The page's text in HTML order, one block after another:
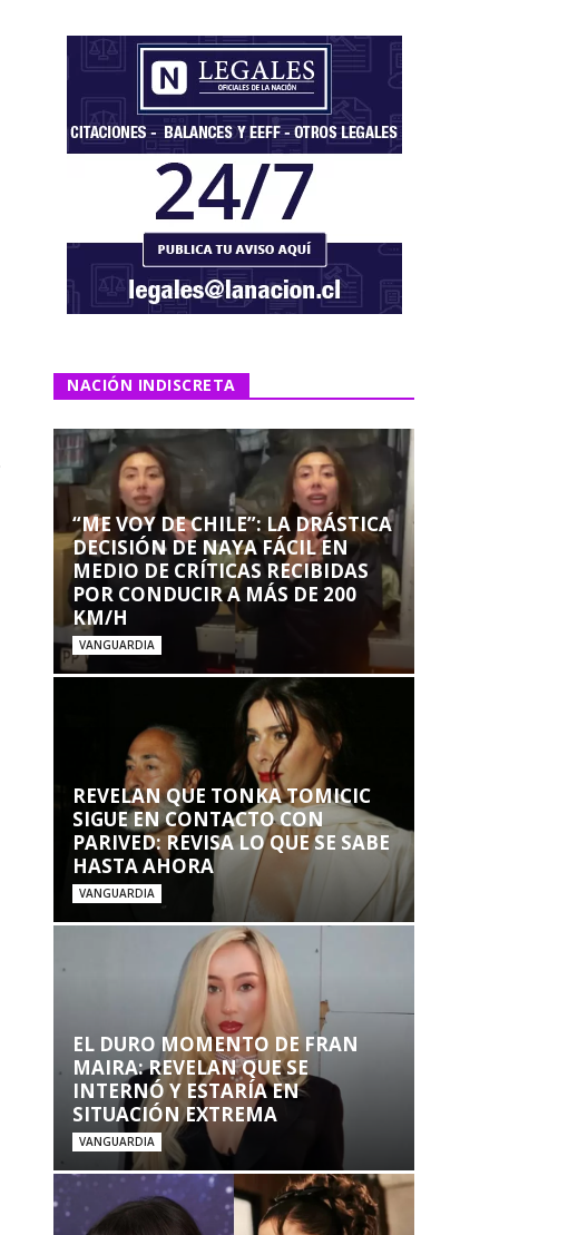
NACIÓN INDISCRETA
“ME VOY DE CHILE”: LA DRÁSTICA
DECISIÓN DE NAYA FÁCIL EN
MEDIO DE CRÍTICAS RECIBIDAS
POR CONDUCIR A MÁS DE 200
KM/H
VANGUARDIA
REVELAN QUE TONKA TOMICIC
SIGUE EN CONTACTO CON
PARIVED: REVISA LO QUE SE SABE
HASTA AHORA
VANGUARDIA
EL DURO MOMENTO DE FRAN
MAIRA: REVELAN QUE SE
INTERNÓ Y ESTARÍA EN
SITUACIÓN EXTREMA
VANGUARDIA